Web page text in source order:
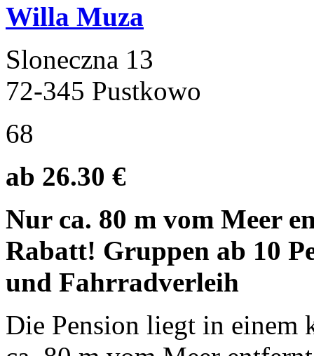
Willa Muza
Sloneczna 13
72-345 Pustkowo
68
ab 26.30 €
Nur ca. 80 m vom Meer
Rabatt! Gruppen ab 10
und Fahrradverleih
Die Pension liegt in einem